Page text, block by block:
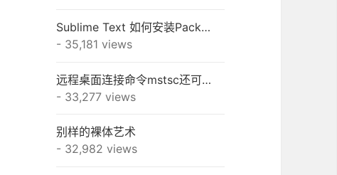
Sublime Text 如何安装Package Control和插件
- 35,181 views
远程桌面连接命令mstsc还可以这样用
- 33,277 views
别样的裸体艺术
- 32,982 views